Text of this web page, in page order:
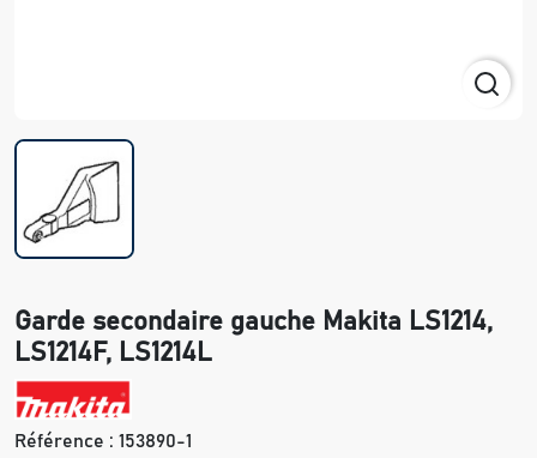
Garde secondaire gauche Makita LS1214,
LS1214F, LS1214L
Référence : 153890-1